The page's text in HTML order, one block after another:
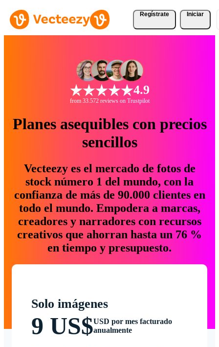
Regístrate Iniciar
4.9
from 33.572 reviews on Trustpilot
Planes asequibles con precios
sencillos
Vecteezy es el mercado de fotos de
stock número 1 del mundo, con la
confianza de más de 90.000 clientes en
todo el mundo. Empodera a marcas,
creadores y narradores con recursos
creativos que ahorran hasta un 76 %
en tiempo y presupuesto.
Solo imágenes
9 US$USD por mes facturado
anualmente